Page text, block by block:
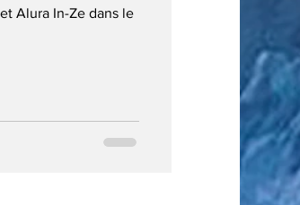
Alura In-Ze dans le